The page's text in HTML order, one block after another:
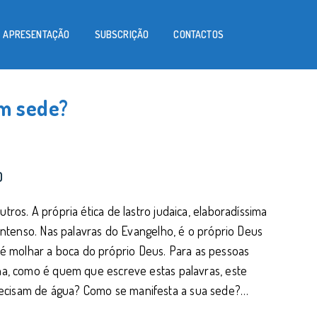
APRESENTAÇÃO SUBSCRIÇÃO CONTACTOS
sede?
A própria ética de lastro judaica, elaboradíssima
Nas palavras do Evangelho, é o próprio Deus
a boca do próprio Deus. Para as pessoas
como é quem que escreve estas palavras, este
de água? Como se manifesta a sua sede?…